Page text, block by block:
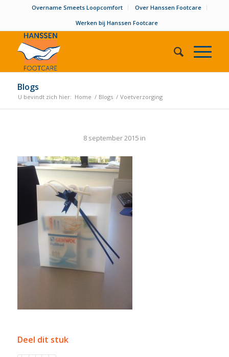
Overname Smeets Loopcomfort
Over Hanssen Footcare
Werken bij Hanssen Footcare
Blogs
U bevindt zich hier: Home / Blogs / Voetverzorging
8 september 2015in
Deel dit stuk